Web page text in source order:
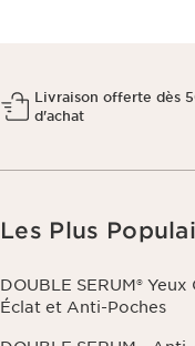
Livraison offerte dès
d'achat
Les Plus
DOUBLE SERUM®
Éclat et Anti-Poches